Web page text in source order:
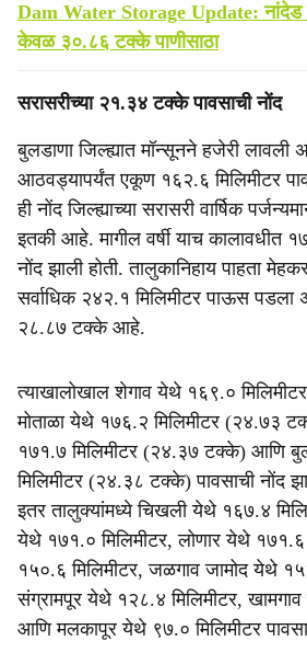
Dam Water Storage Update: नांदेड
केवळ ३०.८६ टक्के पाणीसाठा
सरासरीच्या २१.३४ टक्के पावसाची नोंद
बुलडाणा जिल्ह्यात मॉन्सूनने हजेरी लावली
आठवड्यापर्यंत एकूण १६२.६ मिलिमीटर
ही नोंद जिल्ह्याच्या सरासरी वार्षिक
इतकी आहे. मागील वर्षी याच कालावधीत
नोंद झाली होती. तालुकानिहाय पाहता
सर्वाधिक २४२.१ मिलिमीटर पाऊस पडला
२८.८७ टक्के आहे.
त्याखालोखाल शेगाव येथे १६९.०
मोताळा येथे १७६.२ मिलिमीटर (२४.७३
१७१.७ मिलिमीटर (२४.३७ टक्के) आणि
मिलिमीटर (२४.३८ टक्के) पावसाची नोंद
इतर तालुक्यांमध्ये चिखली येथे १६७.४
येथे १७१.० मिलिमीटर, लोणार येथे १७१.६
१५०.६ मिलिमीटर, जळगाव जामोद येथे
संग्रामपूर येथे १२८.४ मिलिमीटर,
आणि मलकापूर येथे ९७.० मिलिमीटर